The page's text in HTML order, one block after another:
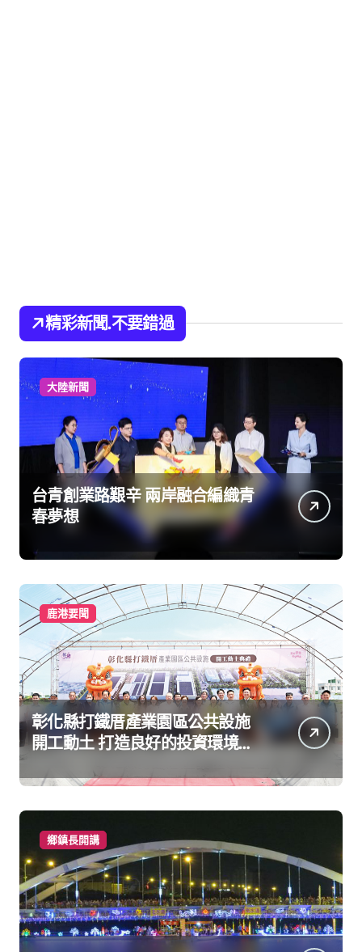
精彩新聞.不要錯過
大陸新聞
台青創業路艱辛 兩岸融合編織青
春夢想
鹿港要聞
彰化縣打鐵厝產業園區公共設施
開工動土 打造良好的投資環境讓
鄉鎮長開講